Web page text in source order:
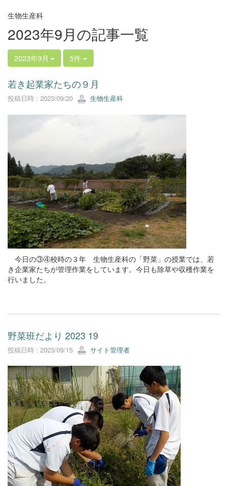
生物生産科
2023年9月の記事一覧
2023年9月 5件
若き起業家たちの９月
投稿日時 : 2023/09/20 生物生産科
今日の③④校時の３年 生物生産科の「野菜」の授業では、若
き企業家たちが管理作業をしています。今日も除草や収穫作業を
行いました。
野菜班だより 2023 19
投稿日時 : 2023/09/15 サイト管理者